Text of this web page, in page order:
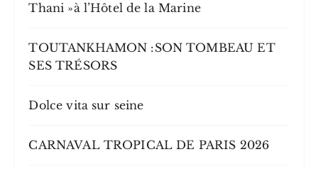
Thani »à l’Hôtel de la Marine
TOUTANKHAMON :SON TOMBEAU ET
SES TRÉSORS
Dolce vita sur seine
CARNAVAL TROPICAL DE PARIS 2026